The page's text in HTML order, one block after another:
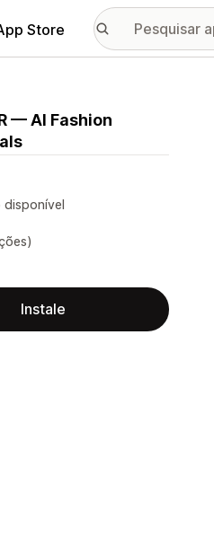
Store
— AI Fashion
disponível
Instale